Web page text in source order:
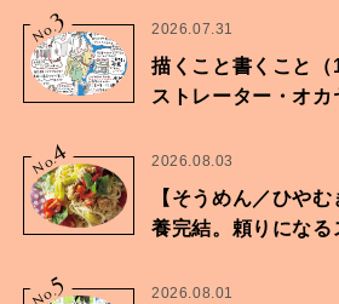
No.
3 2026.07.31
描くこと書くこと
ストレーター・オ
No.
4 2026.08.03
【そうめん／ひや
養完結。頼りにな
No.
5 2026.08.01